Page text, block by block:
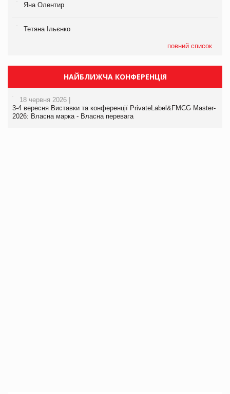
Яна Олентир
Тетяна Ільєнко
повний список
НАЙБЛИЖЧА КОНФЕРЕНЦІЯ
18 червня 2026 |
3-4 вересня Виставки та конференції PrivateLabel&FMCG Master-
2026: Власна марка - Власна перевага